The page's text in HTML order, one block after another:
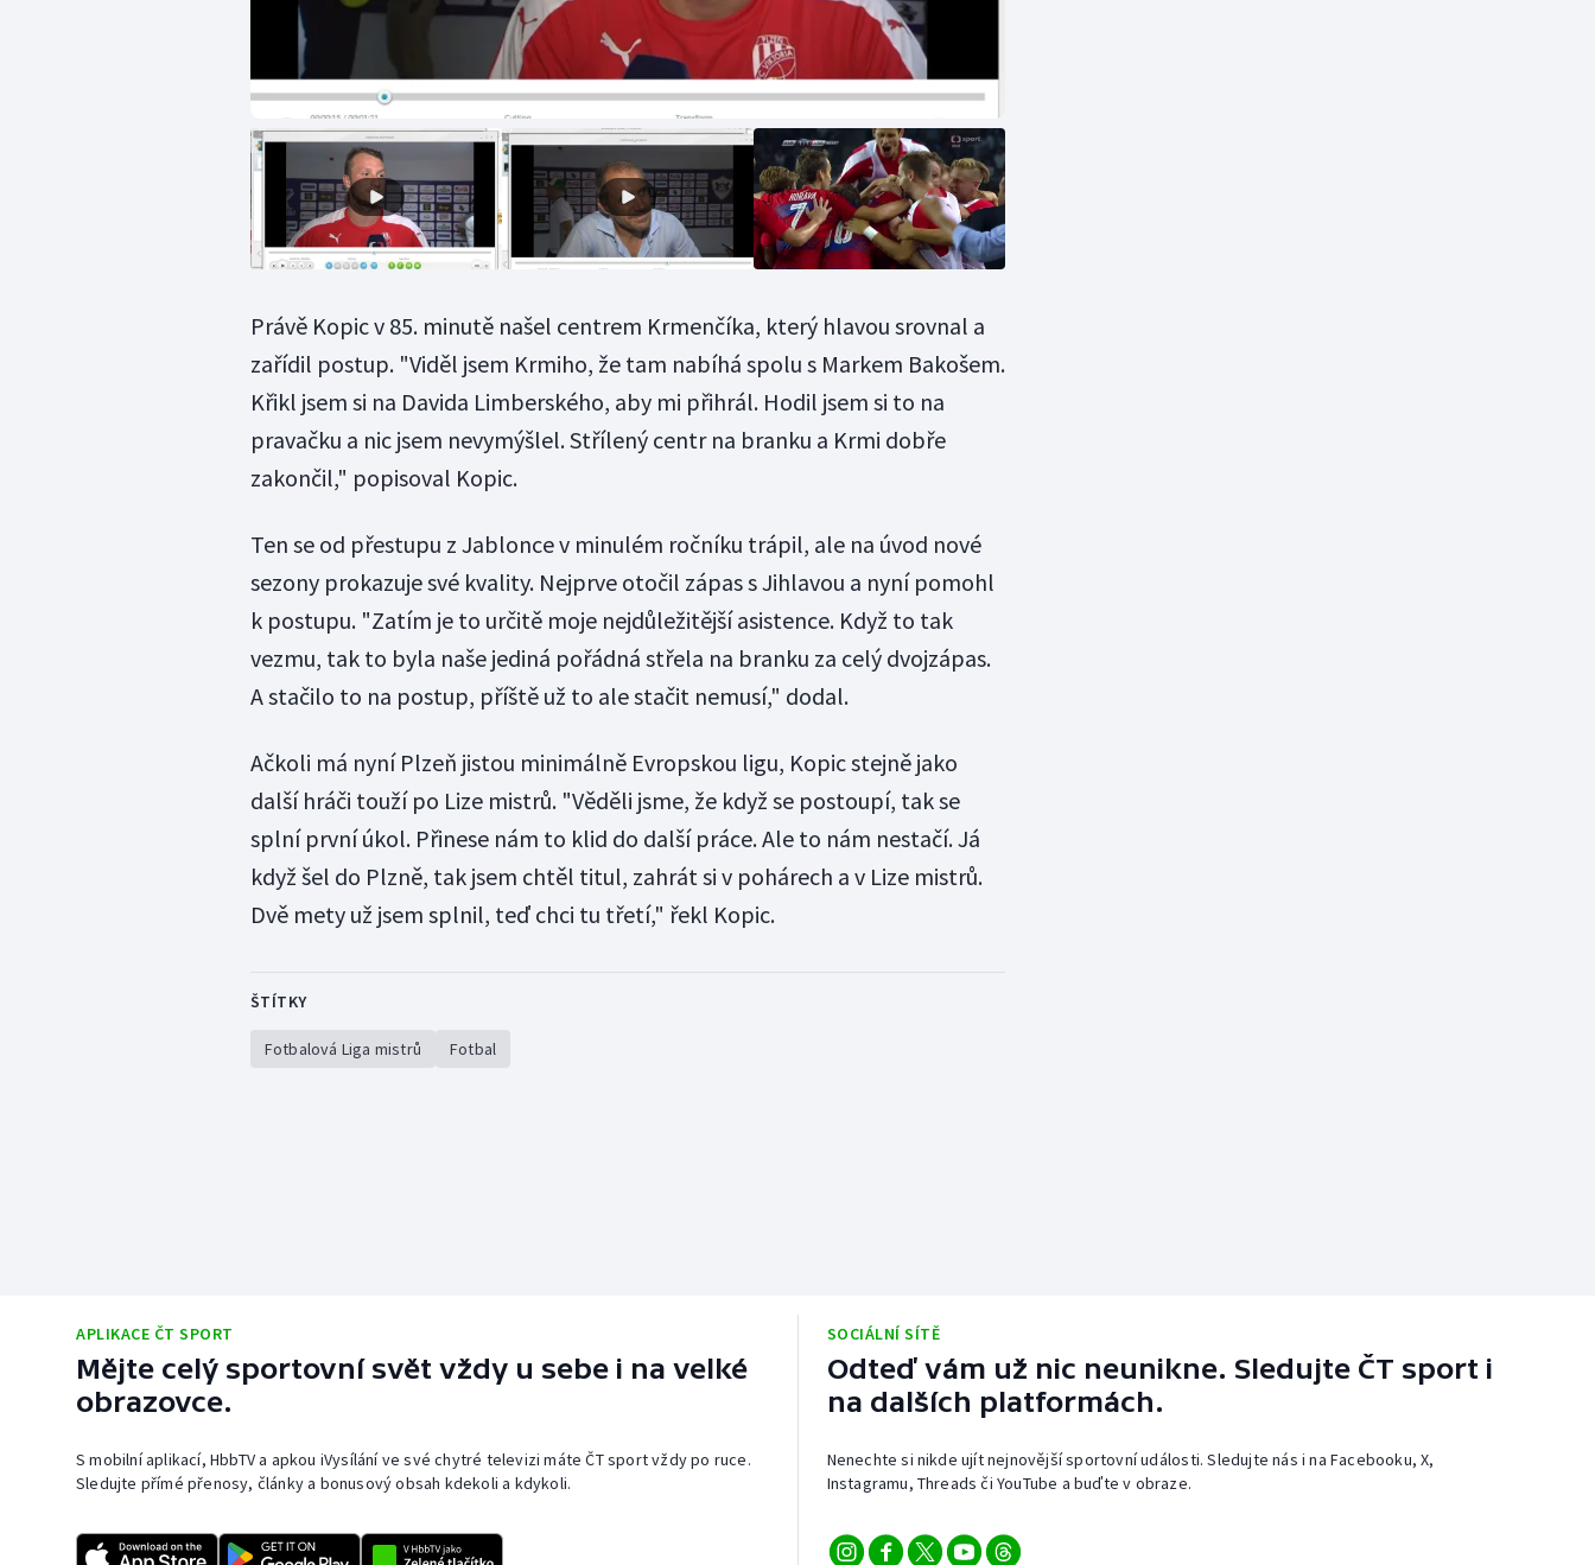
Právě Kopic v 85. minutě našel centrem Krmenčíka, který hlavou srovnal a
zařídil postup. "Viděl jsem Krmiho, že tam nabíhá spolu s Markem Bakošem.
Křikl jsem si na Davida Limberského, aby mi přihrál. Hodil jsem si to na
pravačku a nic jsem nevymýšlel. Střílený centr na branku a Krmi dobře
zakončil," popisoval Kopic.
Ten se od přestupu z Jablonce v minulém ročníku trápil, ale na úvod nové
sezony prokazuje své kvality. Nejprve otočil zápas s Jihlavou a nyní pomohl
k postupu. "Zatím je to určitě moje nejdůležitější asistence. Když to tak
vezmu, tak to byla naše jediná pořádná střela na branku za celý dvojzápas.
A stačilo to na postup, příště už to ale stačit nemusí," dodal.
Ačkoli má nyní Plzeň jistou minimálně Evropskou ligu, Kopic stejně jako
další hráči touží po Lize mistrů. "Věděli jsme, že když se postoupí, tak se
splní první úkol. Přinese nám to klid do další práce. Ale to nám nestačí. Já
když šel do Plzně, tak jsem chtěl titul, zahrát si v pohárech a v Lize mistrů.
Dvě mety už jsem splnil, teď chci tu třetí," řekl Kopic.
ŠTÍTKY
Fotbalová Liga mistrů Fotbal
APLIKACE ČT SPORT
Mějte celý sportovní svět vždy u sebe i na velké
obrazovce.
S mobilní aplikací, HbbTV a apkou iVysílání ve své chytré televizi máte ČT sport vždy po ruce.
Sledujte přímé přenosy, články a bonusový obsah kdekoli a kdykoli.
SOCIÁLNÍ SÍTĚ
Odteď vám už nic neunikne. Sledujte ČT sport i
na dalších platformách.
Nenechte si nikde ujít nejnovější sportovní události. Sledujte nás i na Facebooku, X,
Instagramu, Threads či YouTube a buďte v obraze.